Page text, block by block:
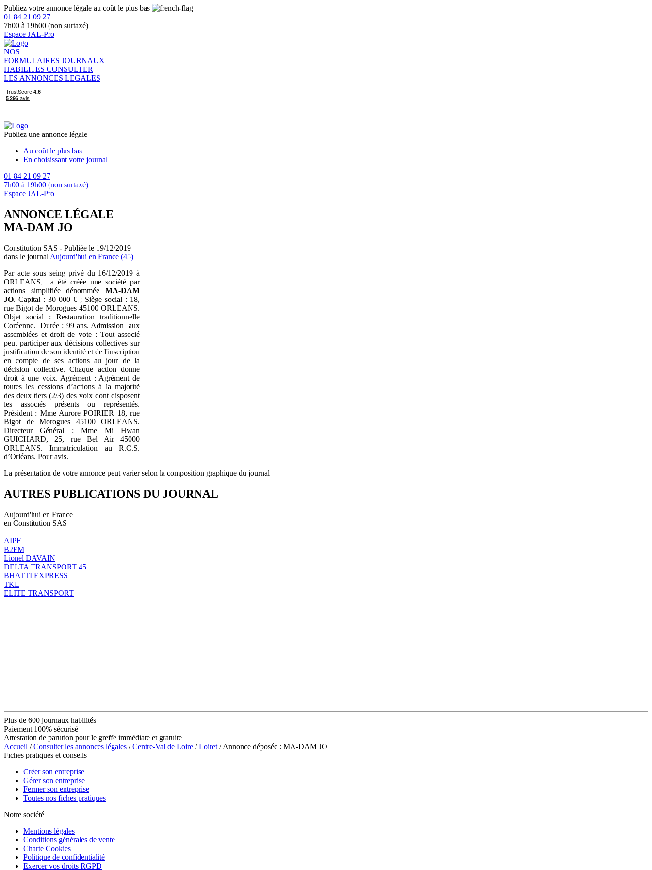
Publiez votre annonce légale au coût le plus bas
01 84 21 09 27
7h00 à 19h00 (non surtaxé)
Espace JAL-Pro
NOS
FORMULAIRES JOURNAUX
HABILITES CONSULTER
LES ANNONCES LEGALES
Publiez une annonce légale
Au coût le plus bas
En choisissant votre journal
01 84 21 09 27
7h00 à 19h00 (non surtaxé)
Espace JAL-Pro
ANNONCE LÉGALE
MA-DAM JO
Constitution SAS - Publiée le 19/12/2019
dans le journal Aujourd'hui en France (45)
Par acte sous seing privé du 16/12/2019 à
ORLEANS, a été créée une société par
actions simplifiée dénommée MA-DAM
JO. Capital : 30 000 € ; Siège social : 18,
rue Bigot de Morogues 45100 ORLEANS.
Objet social : Restauration traditionnelle
Coréenne. Durée : 99 ans. Admission aux
assemblées et droit de vote : Tout associé
peut participer aux décisions collectives sur
justification de son identité et de l'inscription
en compte de ses actions au jour de la
décision collective. Chaque action donne
droit à une voix. Agrément : Agrément de
toutes les cessions d’actions à la majorité
des deux tiers (2/3) des voix dont disposent
les associés présents ou représentés.
Président : Mme Aurore POIRIER 18, rue
Bigot de Morogues 45100 ORLEANS.
Directeur Général : Mme Mi Hwan
GUICHARD, 25, rue Bel Air 45000
ORLEANS. Immatriculation au R.C.S.
d’Orléans. Pour avis.
La présentation de votre annonce peut varier selon la composition graphique du journal
AUTRES PUBLICATIONS DU JOURNAL
Aujourd'hui en France
en Constitution SAS
AIPF
B2FM
Lionel DAVAIN
DELTA TRANSPORT 45
BHATTI EXPRESS
TKL
ELITE TRANSPORT
Plus de 600 journaux habilités
Paiement 100% sécurisé
Attestation de parution pour le greffe immédiate et gratuite
Accueil /Consulter les annonces légales /Centre-Val de Loire /Loiret / Annonce déposée : MA-DAM JO
Fiches pratiques et conseils
Créer son entreprise
Gérer son entreprise
Fermer son entreprise
Toutes nos fiches pratiques
Notre société
Mentions légales
Conditions générales de vente
Charte Cookies
Politique de confidentialité
Exercer vos droits RGPD